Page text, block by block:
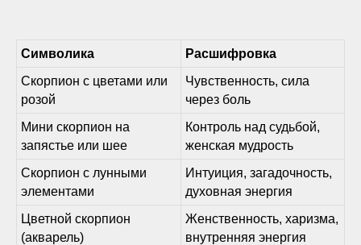
Символика
Расшифровка
Скорпион с цветами или
розой
Чувственность, сила
через боль
Мини скорпион на
запястье или шее
Контроль над судьбой,
женская мудрость
Скорпион с лунными
элементами
Интуиция, загадочность,
духовная энергия
Цветной скорпион
(акварель)
Женственность, харизма,
внутренняя энергия